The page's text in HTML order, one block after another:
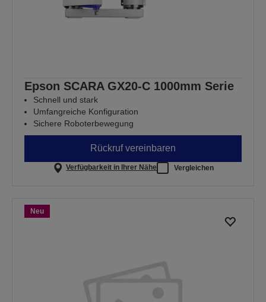
Epson SCARA GX20-C 1000mm Serie
Schnell und stark
Umfangreiche Konfiguration
Sichere Roboterbewegung
Rückruf vereinbaren
Verfügbarkeit in Ihrer Nähe Vergleichen
Neu